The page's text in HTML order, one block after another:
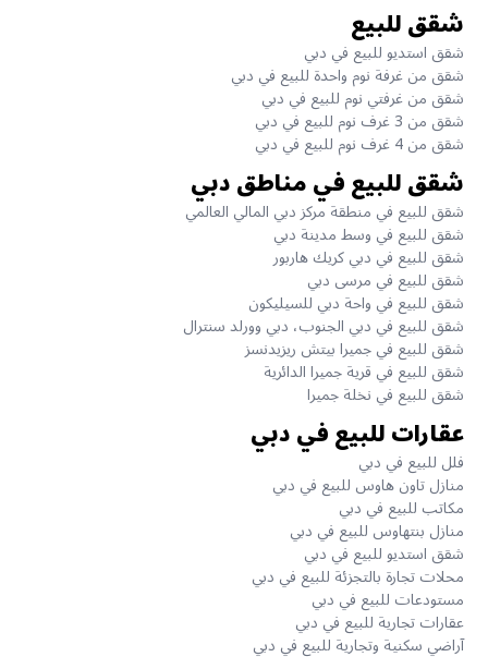
شقق للبيع
شقق استديو للبيع في دبي
شقق من غرفة نوم واحدة للبيع في دبي
شقق من غرفتي نوم للبيع في دبي
شقق من 3 غرف نوم للبيع في دبي
شقق من 4 غرف نوم للبيع في دبي
شقق للبيع في مناطق دبي
شقق للبيع في منطقة مركز دبي المالي العالمي
شقق للبيع في وسط مدينة دبي
شقق للبيع في دبي كريك هاربور
شقق للبيع في مرسى دبي
شقق للبيع في واحة دبي للسيليكون
شقق للبيع في دبي الجنوب، دبي وورلد سنترال
شقق للبيع في جميرا بيتش ريزيدنسز
شقق للبيع في قرية جميرا الدائرية
شقق للبيع في نخلة جميرا
عقارات للبيع في دبي
فلل للبيع في دبي
منازل تاون هاوس للبيع في دبي
مكاتب للبيع في دبي
منازل بنتهاوس للبيع في دبي
شقق استديو للبيع في دبي
محلات تجارة بالتجزئة للبيع في دبي
مستودعات للبيع في دبي
عقارات تجارية للبيع في دبي
آراضي سكنية وتجارية للبيع في دبي